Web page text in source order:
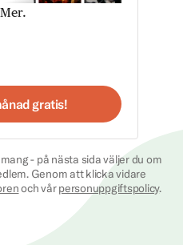
gratis!
- på nästa sida väljer du om
Genom att klicka vidare
och vårpersonuppgiftspolicy.